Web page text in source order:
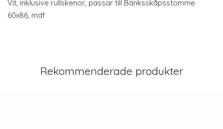
Vit, inklusive rullskenor, passar till Bänksskåpsstomme
60x86, mdf
Rekommenderade produkter